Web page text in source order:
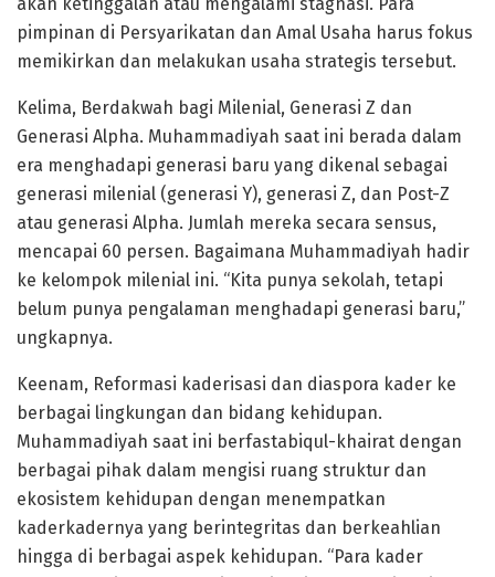
pimpinan di Persyarikatan dan Amal Usaha harus fokus
memikirkan dan melakukan usaha strategis tersebut.
Kelima, Berdakwah bagi Milenial, Generasi Z dan
Generasi Alpha. Muhammadiyah saat ini berada dalam
era menghadapi generasi baru yang dikenal sebagai
generasi milenial (generasi Y), generasi Z, dan Post-Z
atau generasi Alpha. Jumlah mereka secara sensus,
mencapai 60 persen. Bagaimana Muhammadiyah hadir
ke kelompok milenial ini. “Kita punya sekolah, tetapi
belum punya pengalaman menghadapi generasi baru,”
ungkapnya.
Keenam, Reformasi kaderisasi dan diaspora kader ke
berbagai lingkungan dan bidang kehidupan.
Muhammadiyah saat ini berfastabiqul-khairat dengan
berbagai pihak dalam mengisi ruang struktur dan
ekosistem kehidupan dengan menempatkan
kaderkadernya yang berintegritas dan berkeahlian
hingga di berbagai aspek kehidupan. “Para kader